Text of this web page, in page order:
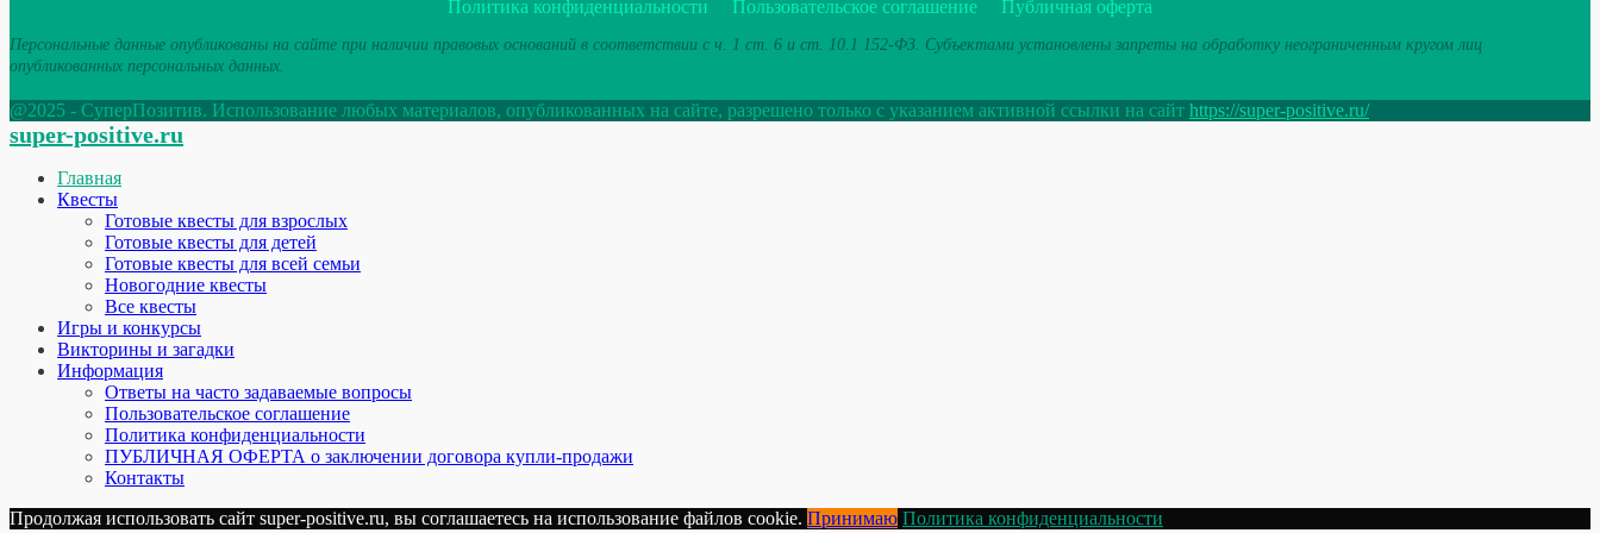
Политика конфиденциальности Пользовательское соглашение Публичная оферта
Персональные данные опубликованы на сайте при наличии правовых оснований в соответствии с ч. 1 ст. 6 и ст. 10.1 152-ФЗ. Субъектами установлены запреты на обработку неограниченным кругом лиц
опубликованных персональных данных.
@2025 - СуперПозитив. Использование любых материалов, опубликованных на сайте, разрешено только с указанием активной ссылки на сайт https://super-positive.ru/
super-positive.ru
Главная
Квесты
Готовые квесты для взрослых
Готовые квесты для детей
Готовые квесты для всей семьи
Новогодние квесты
Все квесты
Игры и конкурсы
Викторины и загадки
Информация
Ответы на часто задаваемые вопросы
Пользовательское соглашение
Политика конфиденциальности
ПУБЛИЧНАЯ ОФЕРТА о заключении договора купли-продажи
Контакты
Продолжая использовать сайт super-positive.ru, вы соглашаетесь на использование файлов cookie. Принимаю Политика конфиденциальности